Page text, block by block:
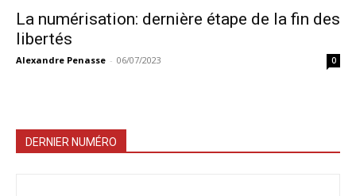
La numérisation: dernière étape de la fin des
libertés
Alexandre Penasse - 06/07/2023 0
DERNIER NUMÉRO